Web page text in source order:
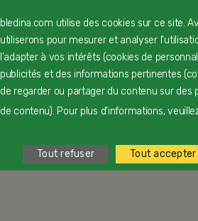
Dès 24 mois
bledina.com utilise des cookies sur ce site.
utiliserons pour mesurer et analyser
l'adapter à vos intérêts (cookies de
publicités et des informations pertinentes
de regarder ou partager du contenu sur
de contenu). Pour plus d'informations,
Tout refuser Tout accepter